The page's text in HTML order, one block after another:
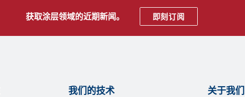
获取涂层领域的近期新闻。 即刻订阅
我们的技术 关于我们